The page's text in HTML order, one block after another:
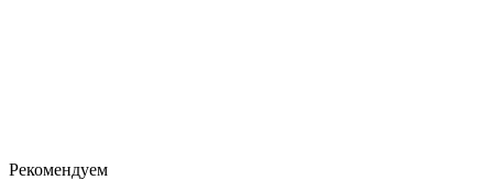
Рекомендуем